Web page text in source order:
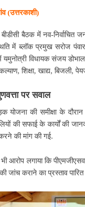
(उत्तरकाशी)
बैठक में नव-निर्वाचित
में ब्लॉक प्रमुख सरोज
यमुनोत्री विधायक संजय
शिक्षा, खाद्य, बिजली,
पर सवाल
योजना की समीक्षा के
की सफाई के कार्यों की
की मांग की गई.
भी आरोप लगाया कि
जांच कराने का प्रस्ताव पारित